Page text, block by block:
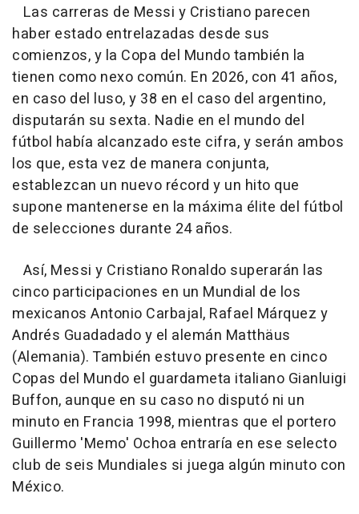
Las carreras de Messi y Cristiano parecen
haber estado entrelazadas desde sus
comienzos, y la Copa del Mundo también la
tienen como nexo común. En 2026, con 41 años,
en caso del luso, y 38 en el caso del argentino,
disputarán su sexta. Nadie en el mundo del
fútbol había alcanzado este cifra, y serán ambos
los que, esta vez de manera conjunta,
establezcan un nuevo récord y un hito que
supone mantenerse en la máxima élite del fútbol
de selecciones durante 24 años.
Así, Messi y Cristiano Ronaldo superarán las
cinco participaciones en un Mundial de los
mexicanos Antonio Carbajal, Rafael Márquez y
Andrés Guadadado y el alemán Matthäus
(Alemania). También estuvo presente en cinco
Copas del Mundo el guardameta italiano Gianluigi
Buffon, aunque en su caso no disputó ni un
minuto en Francia 1998, mientras que el portero
Guillermo 'Memo' Ochoa entraría en ese selecto
club de seis Mundiales si juega algún minuto con
México.